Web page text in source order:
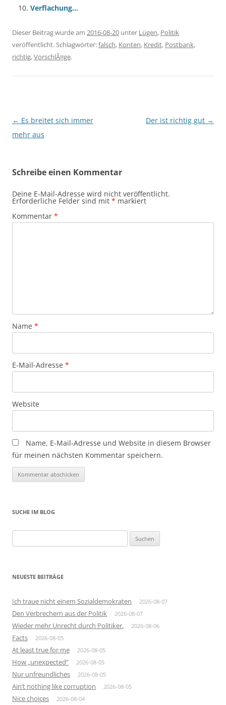
Verflachung…
Dieser Beitrag wurde am 2016-08-20 unter Lügen, Politik
veröffentlicht. Schlagwörter:falsch, Konten, Kredit, Postbank,
richtig,VorschlÃ¤ge.
Beitragsnavigation
← Es breitet sich immer
mehr aus
Der ist richtig gut →
Schreibe einen Kommentar
Deine E-Mail-Adresse wird nicht veröffentlicht.
Erforderliche Felder sind mit * markiert
Kommentar *
Name *
E-Mail-Adresse *
Website
Name, E-Mail-Adresse und Website in diesem Browser
für meinen nächsten Kommentar speichern.
SUCHE IM BLOG
nach:
NEUESTE BEITRÄGE
Ich traue nicht einem Sozialdemokraten 2026-08-07
Den Verbrechern aus der Politik 2026-08-07
Wieder mehr Unrecht durch Politiker. 2026-08-06
Facts 2026-08-05
At least true for me 2026-08-05
How „unexpected“ 2026-08-05
Nur unfreundliches 2026-08-05
Ain’t nothing like corruption 2026-08-05
Nice choices 2026-08-04